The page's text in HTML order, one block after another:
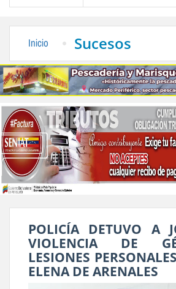
Inicio Sucesos
POLICÍA DETUVO A
VIOLENCIA DE
LESIONES
ELENA DE ARENALES